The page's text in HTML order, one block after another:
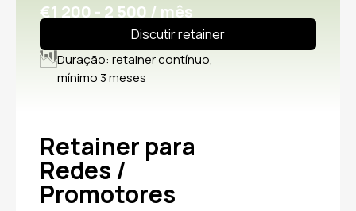
€1 200 - 2 500 / mês
Discutir retainer
Duração: retainer contínuo,
mínimo 3 meses
Retainer para
Redes /
Promotores